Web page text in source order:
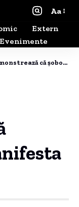
Aa
Extern
Evenimente
șobolanii pot manifesta empatie.